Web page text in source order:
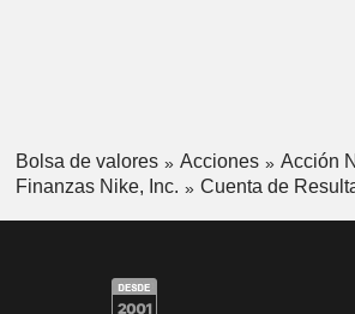
Bolsa de valores Acciones
Acción
Finanzas Nike, Inc.
Cuenta de